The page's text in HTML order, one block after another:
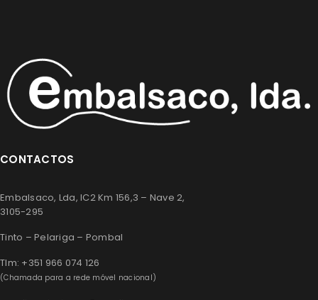
CONTACTOS
Embalsaco, Lda, IC2 Km 156,3 – Nave 2,
3105-295
Tinto – Pelariga – Pombal
Tlm: +351 966 074 126
(Chamada para a rede móvel nacional)